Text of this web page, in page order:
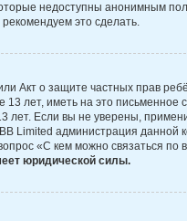
недоступны анонимным
это сделать.
Акт о защите частных прав
лет, иметь на это письменное
Если вы не уверены,
Limited администрация
«С кем можно связаться
юридической силы.